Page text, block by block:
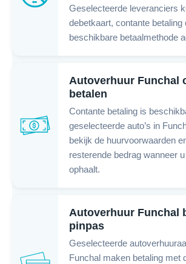
Geselecteerde leveranciers
debetkaart, contante betaling
beschikbare betaalmethode
Autoverhuur Funchal
betalen
Contante betaling is
geselecteerde auto’s in
bekijk de huurvoorwaarden
resterende bedrag wanneer
ophaalt.
Autoverhuur Funchal
pinpas
Geselecteerde
Funchal maken betaling met